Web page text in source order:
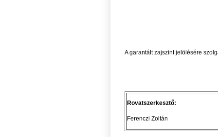
A garantált zajszint jelölésére
Ferenczi Zoltán